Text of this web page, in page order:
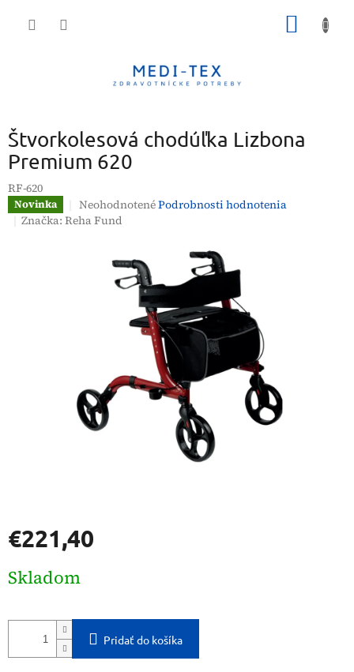
Štvorkolesová chodúľka Lizbona
Premium 620
RF-620
Novinka
Priemerné
hodnotenie
hviezdičiek.
NeohodnotenéPodrobnosti hodnotenia
Značka:Reha Fund
€221,40
cena:
Skladom
Pridať do košíka